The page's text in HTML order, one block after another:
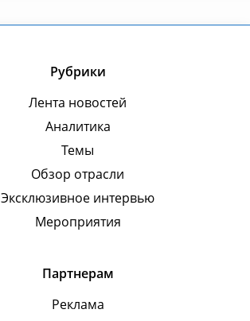
Рубрики
Лента новостей
Аналитика
Темы
Обзор отрасли
Эксклюзивное интервью
Мероприятия
Партнерам
Реклама